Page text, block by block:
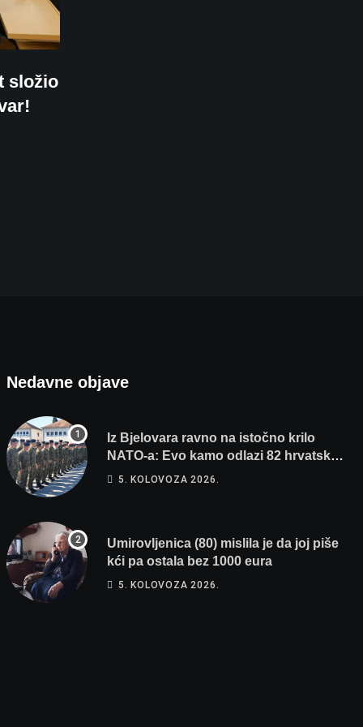
složio
Nedavne objave
Iz Bjelovara ravno na istočno krilo
NATO-a: Evo kamo odlazi 82 hrvatska
vojnika i 6 vojnikinja
5. KOLOVOZA 2026.
Umirovljenica (80) mislila je da joj piše
kći pa ostala bez 1000 eura
5. KOLOVOZA 2026.